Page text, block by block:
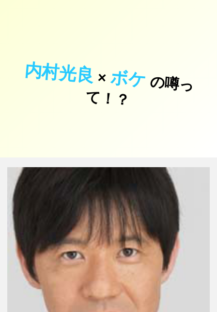
内村光良×ボケ の
噂
っ
て
！
？